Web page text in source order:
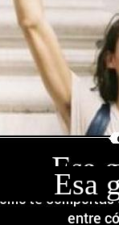
Esa
entre